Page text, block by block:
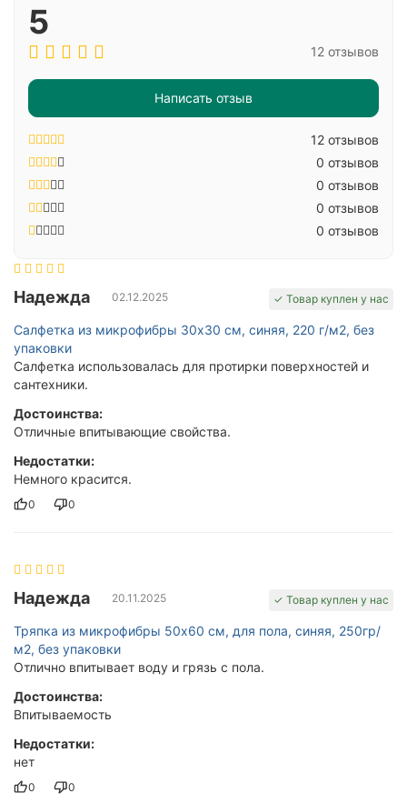
5
12 отзывов
Написать отзыв
12 отзывов
0 отзывов
0 отзывов
0 отзывов
0 отзывов
Надежда 02.12.2025 ✓ Товар куплен у нас
Салфетка из микрофибры 30x30 см, синяя, 220 г/м2, без
упаковки
Салфетка использовалась для протирки поверхностей и
сантехники.
Достоинства:
Отличные впитывающие свойства.
Недостатки:
Немного красится.
0 0
Надежда 20.11.2025 ✓ Товар куплен у нас
Тряпка из микрофибры 50x60 см, для пола, синяя, 250гр/
м2, без упаковки
Отлично впитывает воду и грязь с пола.
Достоинства:
Впитываемость
Недостатки:
нет
0 0